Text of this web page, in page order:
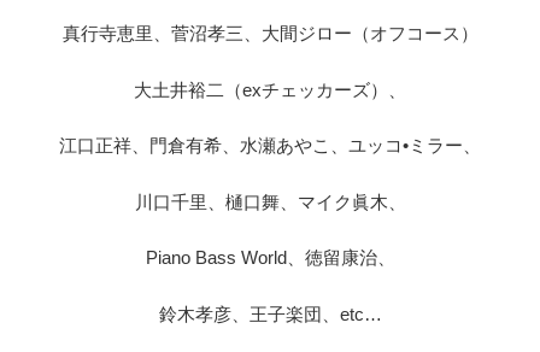
真行寺恵里、菅沼孝三、大間ジロー（オフコース）
大土井裕二（exチェッカーズ）、
江口正祥、門倉有希、水瀬あやこ、ユッコ•ミラー、
川口千里、樋口舞、マイク眞木、
Piano Bass World、徳留康治、
鈴木孝彦、王子楽団、etc…